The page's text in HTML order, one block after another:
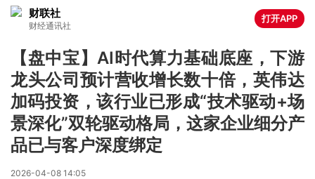
财联社
财经通讯社
打开APP
【盘中宝】AI时代算力基础底座，下游
龙头公司预计营收增长数十倍，英伟达
加码投资，该行业已形成“技术驱动+场
景深化”双轮驱动格局，这家企业细分产
品已与客户深度绑定
2026-04-08 14:05